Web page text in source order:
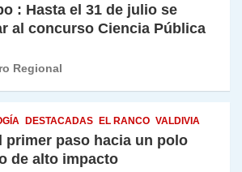
: Hasta el 31 de julio se
al concurso Ciencia Pública
Regional
DESTACADAS EL RANCO VALDIVIA
primer paso hacia un polo
de alto impacto